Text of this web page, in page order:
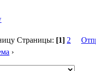
Страницы: [1] 2
›